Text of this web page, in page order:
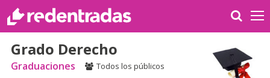
Grado Derecho
Graduaciones Todos los públicos